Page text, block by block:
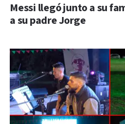
Messi llegó junto a su
a su padre Jorge